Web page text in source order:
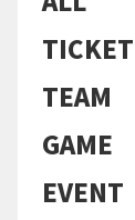
TICKET
TEAM
GAME
EVENT